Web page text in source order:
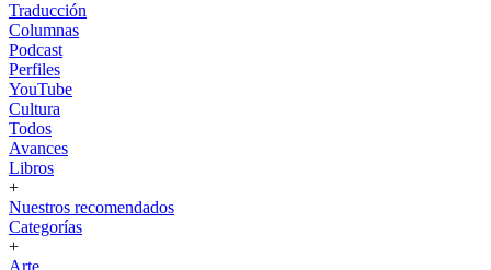
Traducción
Columnas
Podcast
Perfiles
YouTube
Cultura
Todos
Avances
Libros
+
Nuestros recomendados
Categorías
+
Arte